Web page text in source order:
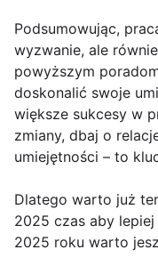
Podsumowując,
wyzwanie, ale
powyższym
doskonalić swoje
większe sukcesy w
zmiany, dbaj o
umiejętności – to
Dlatego warto już
2025 czas aby
2025 roku warto